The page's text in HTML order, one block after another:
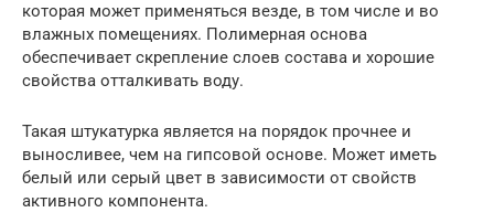
которая может применяться везде, в том числе и во
влажных помещениях. Полимерная основа
обеспечивает скрепление слоев состава и хорошие
свойства отталкивать воду.
Такая штукатурка является на порядок прочнее и
выносливее, чем на гипсовой основе. Может иметь
белый или серый цвет в зависимости от свойств
активного компонента.